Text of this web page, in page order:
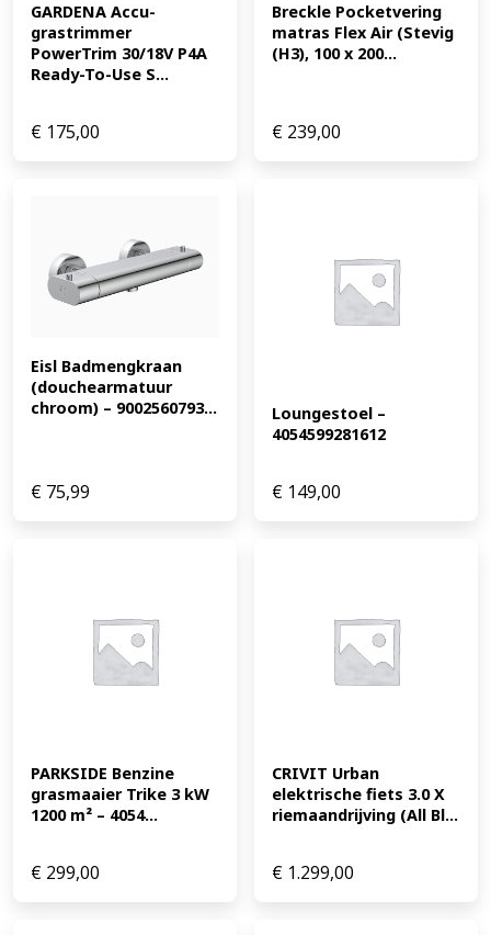
GARDENA Accu-
grastrimmer
PowerTrim 30/18V P4A
Ready-To-Use S...
€ 175,00
Breckle Pocketvering
matras Flex Air (Stevig
(H3), 100 x 200...
€ 239,00
Eisl Badmengkraan
(douchearmatuur
chroom) – 9002560793...
€ 75,99
Loungestoel –
4054599281612
€ 149,00
PARKSIDE Benzine
grasmaaier Trike 3 kW
1200 m² – 4054...
€ 299,00
CRIVIT Urban
elektrische fiets 3.0 X
riemaandrijving (All Bl...
€ 1.299,00